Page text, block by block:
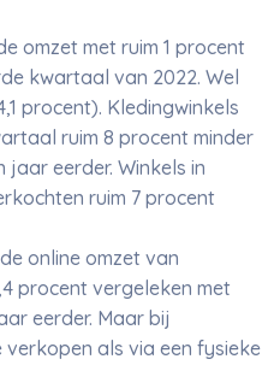
omzet met ruim 1 procent
kwartaal van 2022. Wel
procent). Kledingwinkels
ruim 8 procent minder
eerder. Winkels in
ruim 7 procent
online omzet van
procent vergeleken met
eerder. Maar bij
als via een fysieke